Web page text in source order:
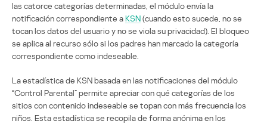
las catorce categorías determinadas, el módulo envía la
notificación correspondiente aKSN(cuando esto sucede, no se
tocan los datos del usuario y no se viola su privacidad). El bloqueo
se aplica al recurso sólo si los padres han marcado la categoría
correspondiente como indeseable.
La estadística de KSN basada en las notificaciones del módulo
“Control Parental” permite apreciar con qué categorías de los
sitios con contenido indeseable se topan con más frecuencia los
niños. Esta estadística se recopila de forma anónima en los